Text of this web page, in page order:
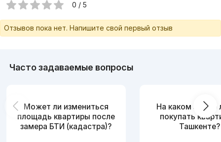
0 / 5
Отзывов пока нет. Напишите свой первый отзыв
Часто задаваемые вопросы
Может ли измениться
площадь квартиры после
замера БТИ (кадастра)?
На каком этаже
покупать
Ташкенте?